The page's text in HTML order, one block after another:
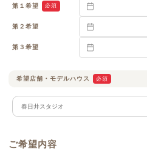
第１希望 必須
第２希望
第３希望
希望店舗・モデルハウス 必須
ご希望内容